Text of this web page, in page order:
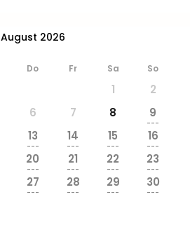
August 2026
Do Fr Sa So
1
2
6 7 8 9
---
13
---
14
---
15
---
16
---
20
---
21
---
22
---
23
---
27
---
28
---
29
---
30
---